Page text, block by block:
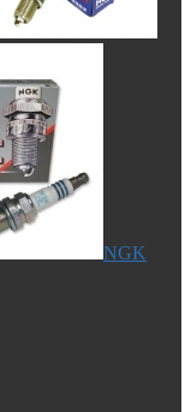
NGK